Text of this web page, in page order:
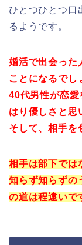
ひとつひとつ口
るようです。
婚活で出会った
ことになるでし
40代男性が恋愛
はり優しさと思
そして、相手を
相手は部下では
知らず知らずの
の道は程遠いで